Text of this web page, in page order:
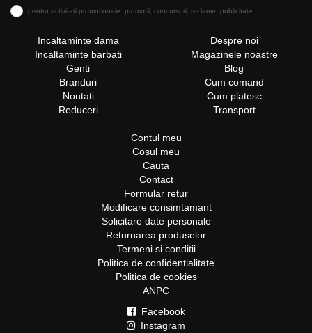
pentru activitati promotionale: promotii, concursuri, reclame, publicitate
Incaltaminte dama
Incaltaminte barbati
Genti
Branduri
Noutati
Reduceri
Despre noi
Magazinele noastre
Blog
Cum comand
Cum platesc
Transport
Contul meu
Cosul meu
Cauta
Contact
Formular retur
Modificare consimtamant
Solicitare date personale
Returnarea produselor
Termeni si conditii
Politica de confidentialitate
Politica de cookies
ANPC
Facebook
Instagram